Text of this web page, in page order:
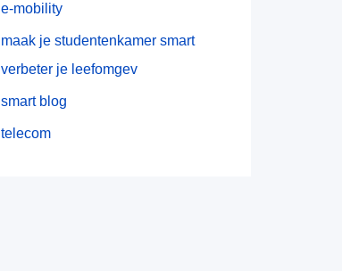
e-mobility
maak je studentenkamer smart
verbeter je leefomgev
smart blog
telecom